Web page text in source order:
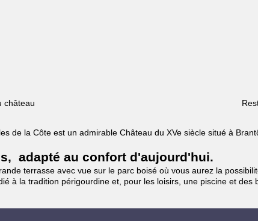
château
de la Côte est un admirable Château du XVe siècle situé à
adapté au confort d'aujourd'hui.
terrasse avec vue sur le parc boisé où vous aurez la
à la tradition périgourdine et, pour les loisirs, une piscine et des